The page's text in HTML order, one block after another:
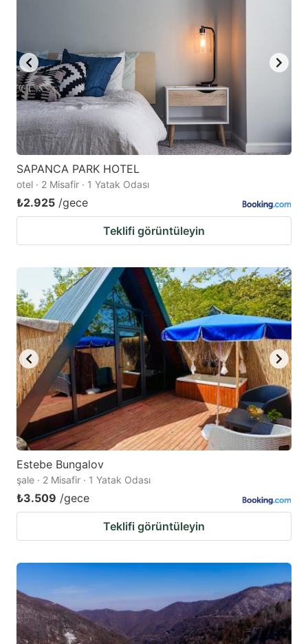
SAPANCA PARK HOTEL
otel · 2 Misafir · 1 Yatak Odası
₺2.925 /gece
Teklifi görüntüleyin
Estebe Bungalov
şale · 2 Misafir · 1 Yatak Odası
₺3.509 /gece
Teklifi görüntüleyin